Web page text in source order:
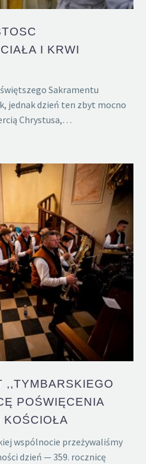
I KRWI
Sakramentu
jednak dzień ten zbyt mocno
Chrystusa,…
,,TYMBARSKIEGO
POŚWIĘCENIA
KOŚCIOŁA
wspólnocie przeżywaliśmy
dzień — 359. rocznicę